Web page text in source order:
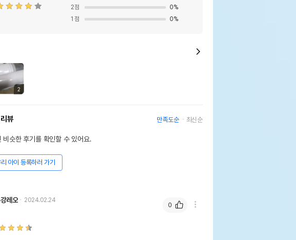
2점 0%
1 점 0%
2
뷰 만족도순 최신순
비슷한 후기를 확인할 수 있어요.
아이 등록하러 가기
레오 2024.02.24
0